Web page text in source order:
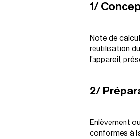
1/
Note de
réutilisation
l’appareil,
2/
Enlèvement
conformes à